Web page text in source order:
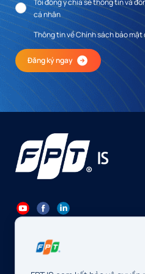
cá nhân
Thông tin về Chính sách bảo mật
Đăng ký ngay
Contact@fpt.com